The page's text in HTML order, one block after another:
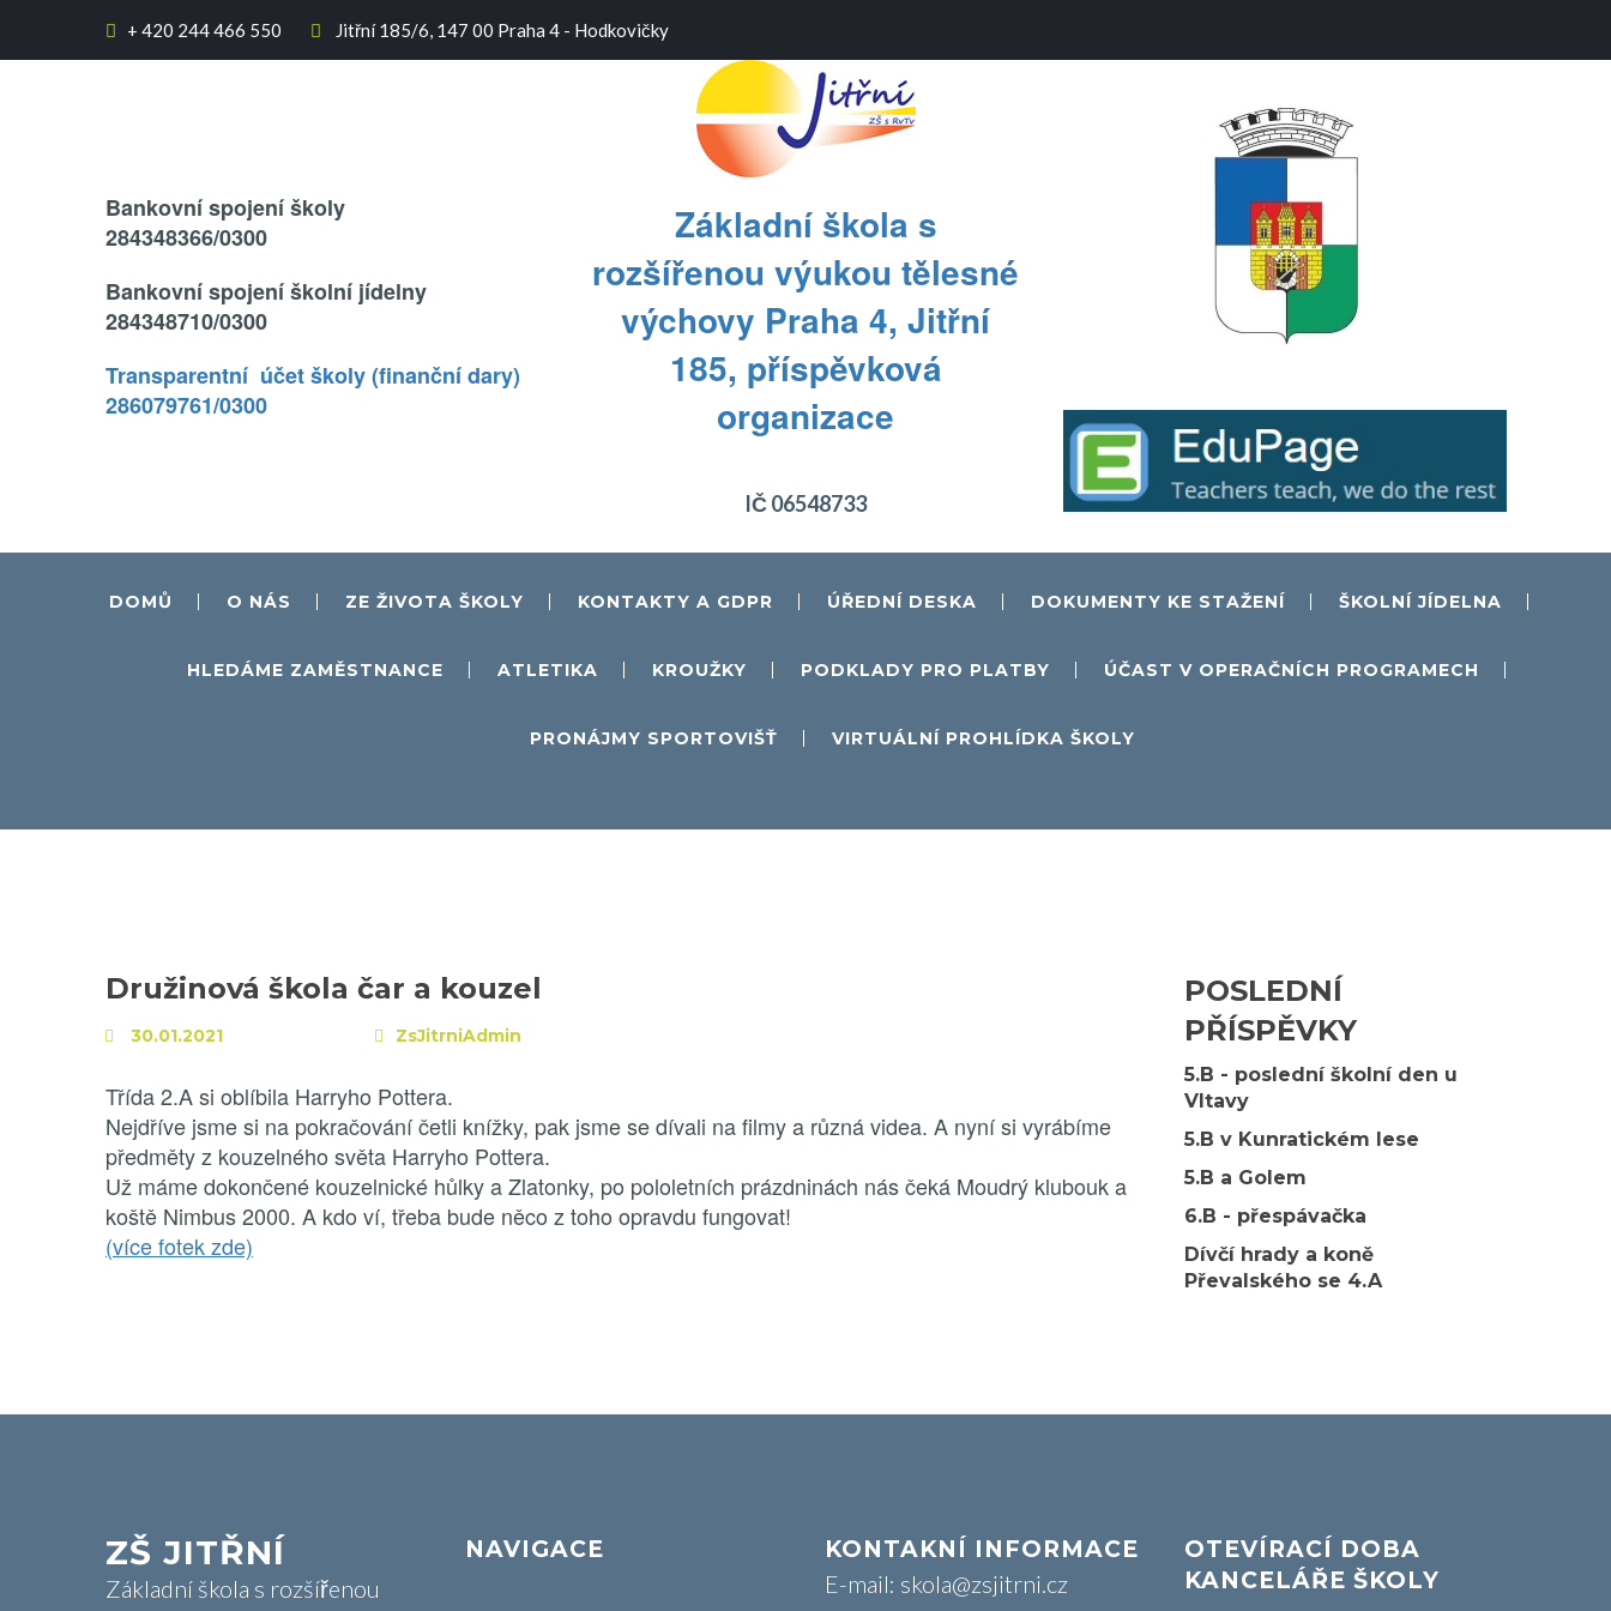
 + 420 244 466 550  Jitřní 185/6, 147 00 Praha 4 - Hodkovičky
Bankovní spojení školy
284348366/0300
Bankovní spojení školní jídelny
284348710/0300
Transparentní účet školy (finanční dary)
286079761/0300
Základní škola s
rozšířenou výukou tělesné
výchovy Praha 4, Jitřní
185, příspěvková
organizace
IČ 06548733
DOMŮ O NÁS ZE ŽIVOTA ŠKOLY KONTAKTY A GDPR ÚŘEDNÍ DESKA DOKUMENTY KE STAŽENÍ ŠKOLNÍ JÍDELNA
HLEDÁME ZAMĚSTNANCE ATLETIKA KROUŽKY PODKLADY PRO PLATBY ÚČAST V OPERAČNÍCH PROGRAMECH
PRONÁJMY SPORTOVIŠŤ VIRTUÁLNÍ PROHLÍDKA ŠKOLY
Družinová škola čar a kouzel
30.01.2021 ZsJitrniAdmin
Třída 2.A si oblíbila Harryho Pottera.
Nejdříve jsme si na pokračování četli knížky, pak jsme se dívali na filmy a různá videa. A nyní si vyrábíme
předměty z kouzelného světa Harryho Pottera.
Už máme dokončené kouzelnické hůlky a Zlatonky, po pololetních prázdninách nás čeká Moudrý klubouk a
koště Nimbus 2000. A kdo ví, třeba bude něco z toho opravdu fungovat!
(více fotek zde)
POSLEDNÍ
PŘÍSPĚVKY
5.B - poslední školní den u
Vltavy
5.B v Kunratickém lese
5.B a Golem
6.B - přespávačka
Dívčí hrady a koně
Převalského se 4.A
ZŠ JITŘNÍ
Základní škola s rozšířenou
NAVIGACE KONTAKNÍ INFORMACE
E-mail: skola@zsjitrni.cz
OTEVÍRACÍ DOBA
KANCELÁŘE ŠKOLY